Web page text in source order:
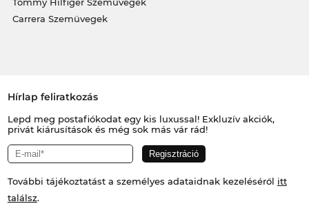
Carrera Szemüvegek
Hírlap feliratkozás
Lepd meg postafiókodat egy kis luxussal! Exkluzív akciók,
privát kiárusítások és még sok más vár rád!
További tájékoztatást a személyes adataidnak kezeléséről itt
találsz.